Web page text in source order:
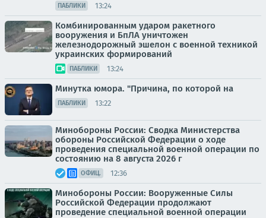
ПАБЛИКИ 13:24
Комбинированным ударом ракетного
вооружения и БпЛА уничтожен
железнодорожный эшелон с военной техникой
украинских формирований
ПАБЛИКИ 13:24
Минутка юмора. "Причина, по которой на
ПАБЛИКИ 13:22
Минобороны России: Сводка Министерства
обороны Российской Федерации о ходе
проведения специальной военной операции по
состоянию на 8 августа 2026 г
ОФИЦ. 12:36
Минобороны России: Вооруженные Силы
Российской Федерации продолжают
проведение специальной военной операции